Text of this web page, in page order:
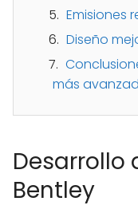
Emisiones
Diseño
más
Desarrollo
Bentley